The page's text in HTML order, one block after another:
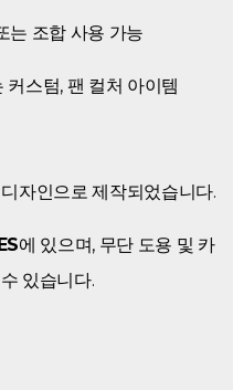
는 조합 사용 가능
커스텀, 팬 컬처 아이템
자인으로 제작되었습니다.
에 있으며, 무단 도용 및 카
있습니다.